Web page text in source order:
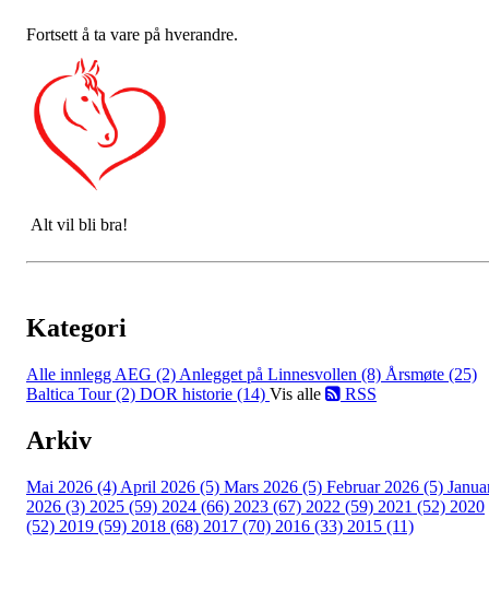
Fortsett å ta vare på hverandre.
Alt vil bli bra!
Kategori
Alle innlegg AEG (2) Anlegget på Linnesvollen (8) Årsmøte (25)
Baltica Tour (2) DOR historie (14) Vis alle RSS
Arkiv
Mai 2026 (4) April 2026 (5) Mars 2026 (5) Februar 2026 (5)
2026 (3) 2025 (59) 2024 (66) 2023 (67) 2022 (59) 2021 (52) 2020
(52) 2019 (59) 2018 (68) 2017 (70) 2016 (33) 2015 (11)